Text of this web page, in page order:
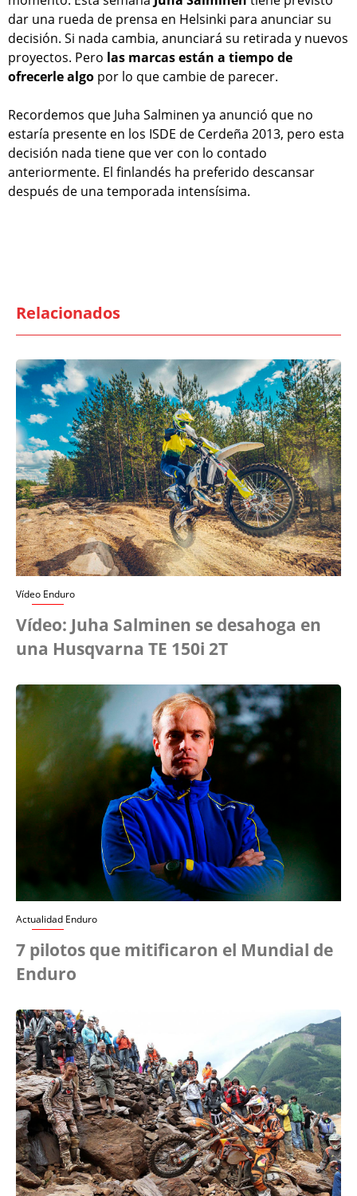
dar una rueda de prensa en Helsinki para anunciar su
decisión. Si nada cambia, anunciará su retirada y nuevos
proyectos. Pero las marcas están a tiempo de
ofrecerle algo por lo que cambie de parecer.
Recordemos que Juha Salminen ya anunció que no
estaría presente en los ISDE de Cerdeña 2013, pero esta
decisión nada tiene que ver con lo contado
anteriormente. El finlandés ha preferido descansar
después de una temporada intensísima.
Relacionados
Vídeo Enduro
Vídeo: Juha Salminen se desahoga en
una Husqvarna TE 150i 2T
Actualidad Enduro
7 pilotos que mitificaron el Mundial de
Enduro